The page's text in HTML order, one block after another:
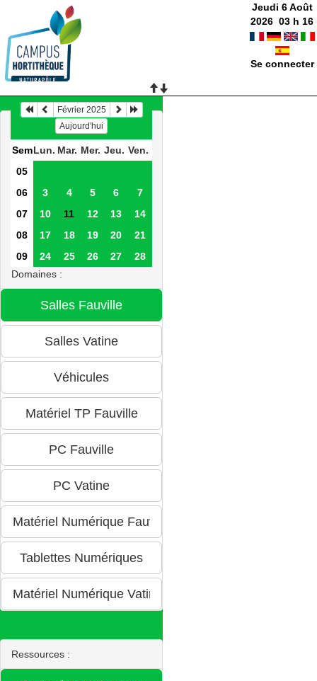
Jeudi 6 Août
2026 03 h 16
Se connecter
Février 2025
Aujourd'hui
SemLun. Mar. Mer. Jeu. Ven.
05
06
3 4 5 6
7
07
10 11 12 13
14
08
17 18 19 20
21
09
24 25 26 27
28
Domaines :
Ressources :